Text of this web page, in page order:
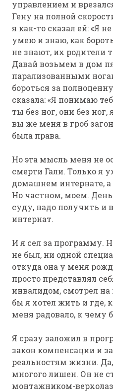
управлением и
Гену на полной
я как-то сказал ей: «Я
умею и знаю, как
не знают, их родители
Давай возьмем в дом
парализованными
бороться за
сказала: «Я понимаю
ты без ног, они без
вы же меня в гроб
была права.
Но эта мысль меня не
смерти Гали. Только я
домашнем интернате,
Но частном, моем.
суду, надо получить и
интернат.
И я сел за программу.
не был, ни одной
откуда она у меня
просто представлял
инвалидом, смотрел на
бы я хотел жить и где,
меня радовало, к чему
Я сразу заложил в
закон компенсации и
реальностям жизни.
многого лишен. Он не
монтажником-